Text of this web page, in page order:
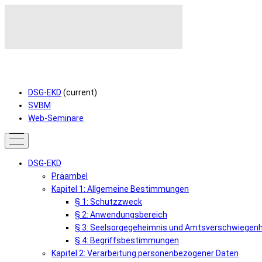
DSG-EKD (current)
SVBM
Web-Seminare
DSG-EKD
Präambel
Kapitel 1: Allgemeine Bestimmungen
§ 1: Schutzzweck
§ 2: Anwendungsbereich
§ 3: Seelsorgegeheimnis und
§ 4: Begriffsbestimmungen
Kapitel 2: Verarbeitung personenbezogener Daten